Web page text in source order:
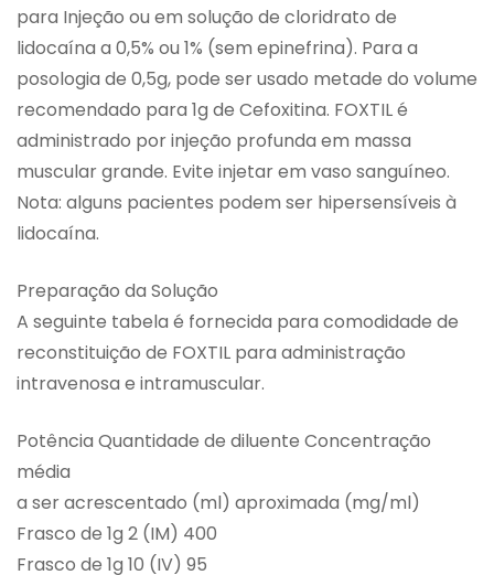
para Injeção ou em solução de cloridrato de
lidocaína a 0,5% ou 1% (sem epinefrina). Para a
posologia de 0,5g, pode ser usado metade do volume
recomendado para 1g de Cefoxitina. FOXTIL é
administrado por injeção profunda em massa
muscular grande. Evite injetar em vaso sanguíneo.
Nota: alguns pacientes podem ser hipersensíveis à
lidocaína.
Preparação da Solução
A seguinte tabela é fornecida para comodidade de
reconstituição de FOXTIL para administração
intravenosa e intramuscular.
Potência Quantidade de diluente Concentração
média
a ser acrescentado (ml) aproximada (mg/ml)
Frasco de 1g 2 (IM) 400
Frasco de 1g 10 (IV) 95